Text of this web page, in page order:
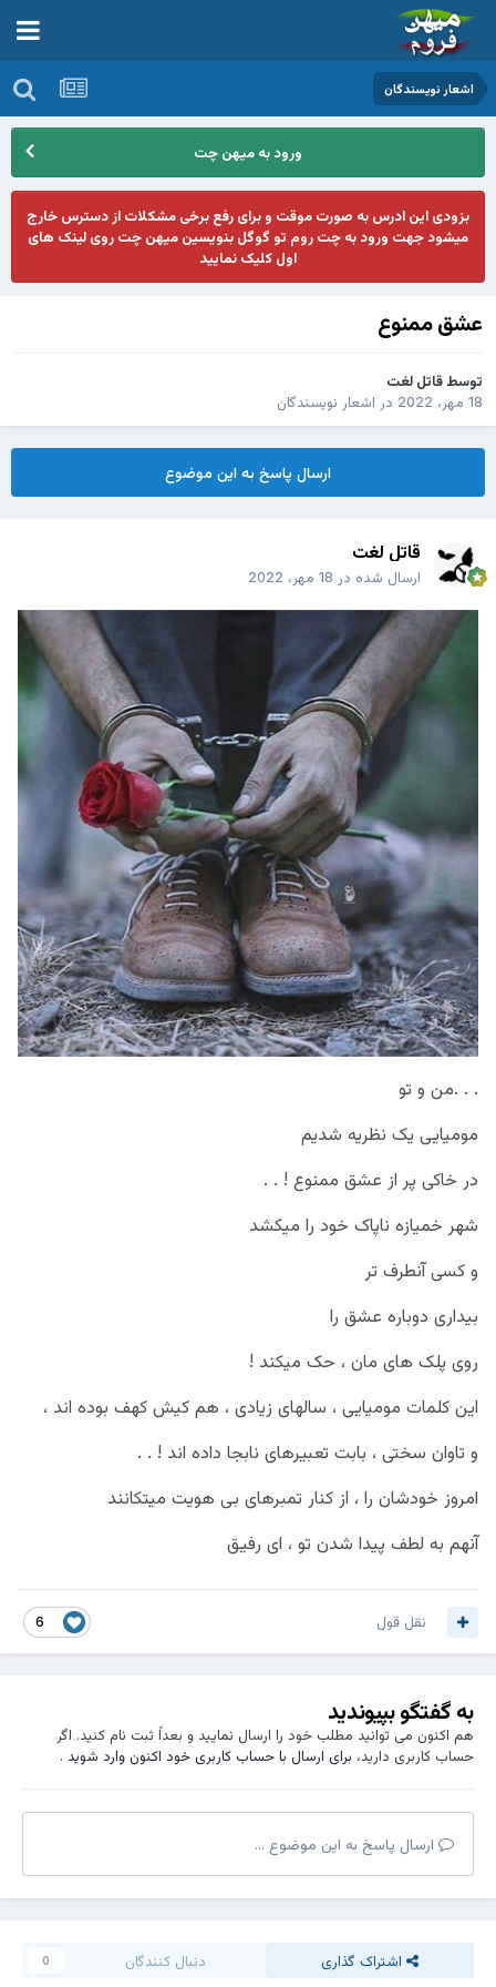
اشعار نویسندگان
ورود به میهن چت
بزودی این ادرس به صورت موقت و برای رفع برخی مشکلات از دسترس خارج
میشود جهت ورود به چت روم تو گوگل بنویسین میهن چت روی لینک های
اول کلیک نمایید
عشق ممنوع
توسط قاتل لغت
18 مهر، 2022
در اشعار نویسندگان
ارسال پاسخ به این موضوع
قاتل لغت
ارسال شده در 18 مهر، 2022
. . .من و تو
مومیایی یک نظریه شدیم
در خاکی پر از عشق ممنوع ! . .
شهر خمیازه ناپاک خود را میکشد
و کسی آنطرف تر
بیداری دوباره عشق را
روی پلک های مان ، حک میکند !
این کلمات مومیایی ، سالهای زیادی ، هم کیش کهف بوده اند ،
و تاوان سختی ، بابت تعبیرهای نابجا داده اند ! . .
امروز خودشان را ، از کنار تمبرهای بی هویت میتکانند
آنهم به لطف پیدا شدن تو ، ای رفیق
6 نقل قول
به گفتگو بپیوندید
هم اکنون می توانید مطلب خود را ارسال نمایید و بعداً ثبت نام کنید. اگر
حساب کاربری دارید، برای ارسال با حساب کاربری خود اکنون وارد شوید.
ارسال پاسخ به این موضوع ...
اشتراک گذاری دنبال کنندگان 0